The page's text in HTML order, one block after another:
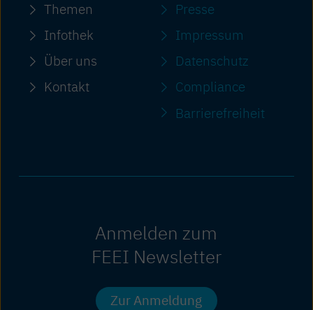
Themen
Infothek
Über uns
Kontakt
Presse
Impressum
Datenschutz
Compliance
Barriere­freiheit
Anmelden zum
FEEI Newsletter
Zur Anmeldung